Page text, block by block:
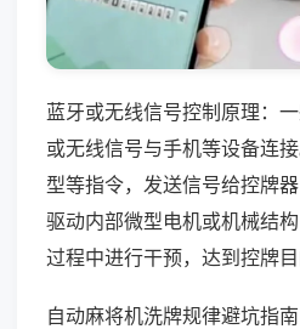
蓝牙或无线信号控制原理：
或无线信号与手机等设备连
型等指令，发送信号给控牌
驱动内部微型电机或机械结
过程中进行干预，达到控牌目
自动麻将机洗牌规律避坑指